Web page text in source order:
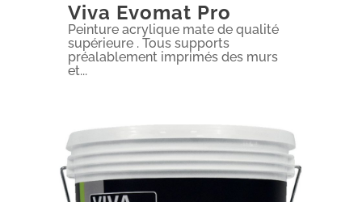
Viva Evomat Pro
Peinture acrylique mate de qualité
supérieure . Tous supports
préalablement imprimés des murs
et...